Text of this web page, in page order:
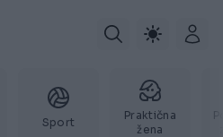
Sport
Praktična
žena